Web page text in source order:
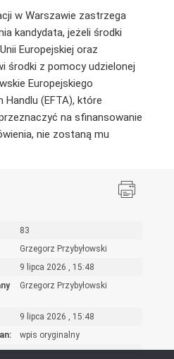
w Warszawie zastrzega
kandydata, jeżeli środki
Europejskiej oraz
środki z pomocy udzielonej
Europejskiego
Handlu (EFTA), które
na sfinansowanie
nie zostaną mu
83
Grzegorz Przybyłowski
9 lipca 2026 , 15:48
Grzegorz Przybyłowski
9 lipca 2026 , 15:48
wpis oryginalny